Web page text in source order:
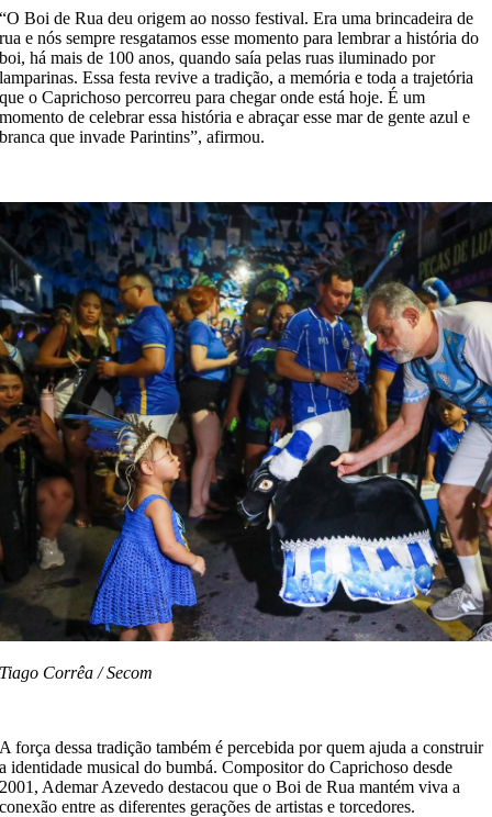
“O Boi de Rua deu origem ao nosso festival. Era uma brincadeira de
rua e nós sempre resgatamos esse momento para lembrar a história do
boi, há mais de 100 anos, quando saía pelas ruas iluminado por
lamparinas. Essa festa revive a tradição, a memória e toda a trajetória
que o Caprichoso percorreu para chegar onde está hoje. É um
momento de celebrar essa história e abraçar esse mar de gente azul e
branca que invade Parintins”, afirmou.
Tiago Corrêa / Secom
A força dessa tradição também é percebida por quem ajuda a construir
a identidade musical do bumbá. Compositor do Caprichoso desde
2001, Ademar Azevedo destacou que o Boi de Rua mantém viva a
conexão entre as diferentes gerações de artistas e torcedores.